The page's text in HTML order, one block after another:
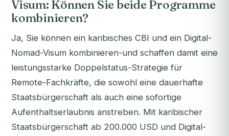
Visum: Können Sie beide Programme
kombinieren?
Ja, Sie können ein karibisches CBI und ein Digital-
Nomad-Visum kombinieren-und schaffen damit eine
leistungsstarke Doppelstatus-Strategie für
Remote-Fachkräfte, die sowohl eine dauerhafte
Staatsbürgerschaft als auch eine sofortige
Aufenthaltserlaubnis anstreben. Mit karibischer
Staatsbürgerschaft ab 200.000 USD und Digital-